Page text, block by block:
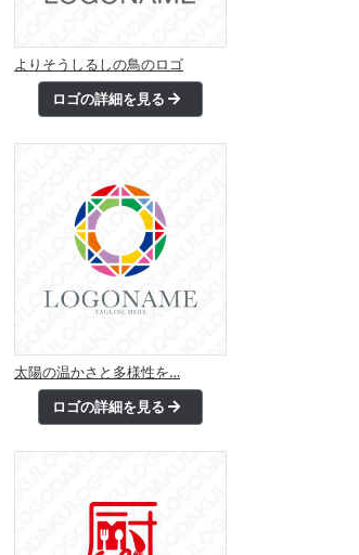
よりそうしるしの鳥のロゴ
ロゴの詳細を見る
太陽の温かさと多様性を…
ロゴの詳細を見る